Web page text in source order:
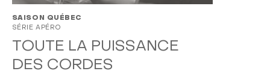
SAISON QUÉBEC
SÉRIE APÉRO
TOUTE LA PUISSANCE
DES CORDES